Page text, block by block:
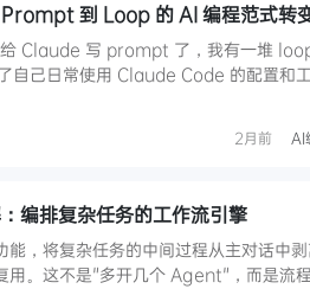
到 Loop 的 AI 编程范式转
Claude 写 prompt 了，我有一堆
自己日常使用 Claude Code 的配置和
2月前 AI
排复杂任务的工作流引擎
将复杂任务的中间过程从主对话中剥
用。这不是"多开几个 Agent"，而是流